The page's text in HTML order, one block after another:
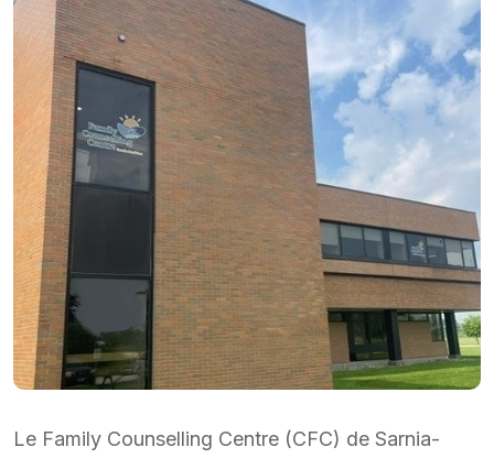
Le Family Counselling Centre (CFC) de Sarnia-